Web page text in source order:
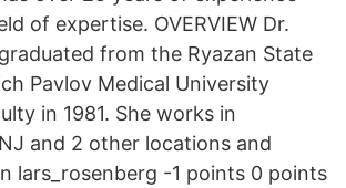
of expertise. OVERVIEW Dr.
from the Ryazan State
Pavlov Medical University
in 1981. She works in
and 2 other locations and
lars_rosenberg -1 points 0 points